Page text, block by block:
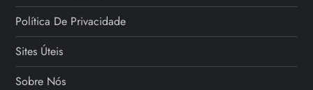
Política De Privacidade
Sites Úteis
Sobre Nós